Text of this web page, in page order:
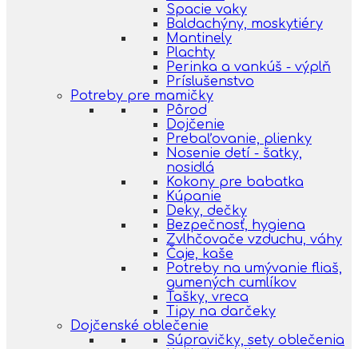
Spacie vaky
Baldachýny, moskytiéry
Mantinely
Plachty
Perinka a vankúš - výplň
Príslušenstvo
Potreby pre mamičky
Pôrod
Dojčenie
Prebaľovanie, plienky
Nosenie detí - šatky,
nosidlá
Kokony pre babatka
Kúpanie
Deky, dečky
Bezpečnosť, hygiena
Zvlhčovače vzduchu, váhy
Čaje, kaše
Potreby na umývanie fliaš,
gumených cumlíkov
Tašky, vreca
Tipy na darčeky
Dojčenské oblečenie
Súpravičky, sety oblečenia